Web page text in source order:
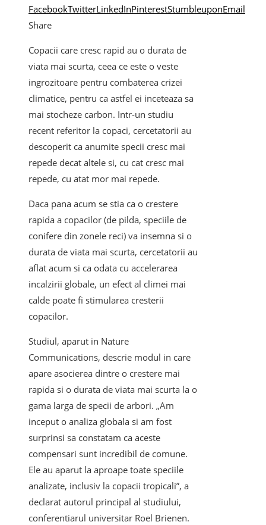
FacebookTwitterLinkedInPinterestStumbleuponEmail
Share
Copacii care cresc rapid au o durata de
viata mai scurta, ceea ce este o veste
ingrozitoare pentru combaterea crizei
climatice, pentru ca astfel ei inceteaza sa
mai stocheze carbon. Intr-un studiu
recent referitor la copaci, cercetatorii au
descoperit ca anumite specii cresc mai
repede decat altele si, cu cat cresc mai
repede, cu atat mor mai repede.
Daca pana acum se stia ca o crestere
rapida a copacilor (de pilda, speciile de
conifere din zonele reci) va insemna si o
durata de viata mai scurta, cercetatorii au
aflat acum si ca odata cu accelerarea
incalzirii globale, un efect al climei mai
calde poate fi stimularea cresterii
copacilor.
Studiul, aparut in Nature
Communications, descrie modul in care
apare asocierea dintre o crestere mai
rapida si o durata de viata mai scurta la o
gama larga de specii de arbori. „Am
inceput o analiza globala si am fost
surprinsi sa constatam ca aceste
compensari sunt incredibil de comune.
Ele au aparut la aproape toate speciile
analizate, inclusiv la copacii tropicali”, a
declarat autorul principal al studiului,
conferentiarul universitar Roel Brienen.